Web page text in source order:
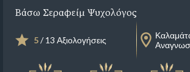
Βάσω Σεραφείμ Ψυχολόγος
5/ 13 Αξιολογήσεις